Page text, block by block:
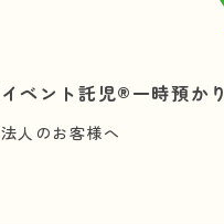
イベント託児®︎
法人のお客様へ
一時預かり